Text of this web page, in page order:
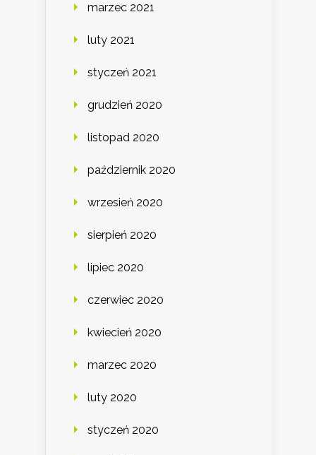
marzec 2021
luty 2021
styczeń 2021
grudzień 2020
listopad 2020
październik 2020
wrzesień 2020
sierpień 2020
lipiec 2020
czerwiec 2020
kwiecień 2020
marzec 2020
luty 2020
styczeń 2020